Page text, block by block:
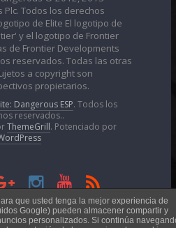
Todos los derechos
de Elite El logotipo de
y el logotipo de Frontier
de Frontier Developments
reservados. Todas las otras
a copyright son
propietarios.
Dangerous ESP. Todos los
reservados..
ThemeGrill. Potenciado por
bajo unaLicencia Creative Commons
que usted tenga la mejor experiencia de
Google) pueden almacener compartir y
personalizados. Si continúa